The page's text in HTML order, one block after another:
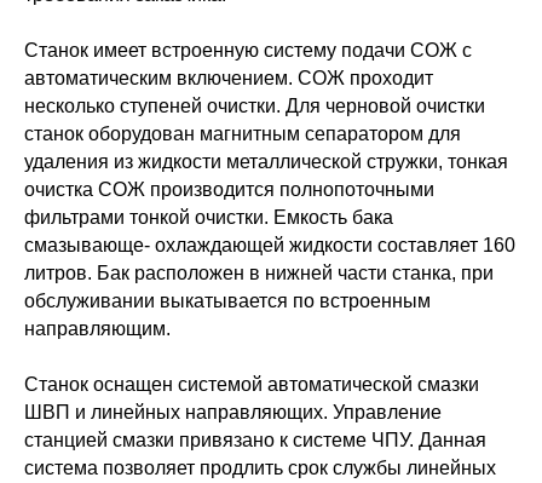
Станок имеет встроенную систему подачи СОЖ с
автоматическим включением. СОЖ проходит
несколько ступеней очистки. Для черновой очистки
станок оборудован магнитным сепаратором для
удаления из жидкости металлической стружки, тонкая
очистка СОЖ производится полнопоточными
фильтрами тонкой очистки. Емкость бака
смазывающе- охлаждающей жидкости составляет 160
литров. Бак расположен в нижней части станка, при
обслуживании выкатывается по встроенным
направляющим.
Станок оснащен системой автоматической смазки
ШВП и линейных направляющих. Управление
станцией смазки привязано к системе ЧПУ. Данная
система позволяет продлить срок службы линейных